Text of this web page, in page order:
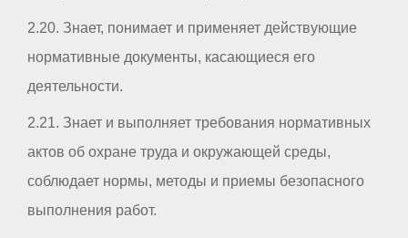
2.20. Знает, понимает и применяет действующие
нормативные документы, касающиеся его
деятельности.
2.21. Знает и выполняет требования нормативных
актов об охране труда и окружающей среды,
соблюдает нормы, методы и приемы безопасного
выполнения работ.